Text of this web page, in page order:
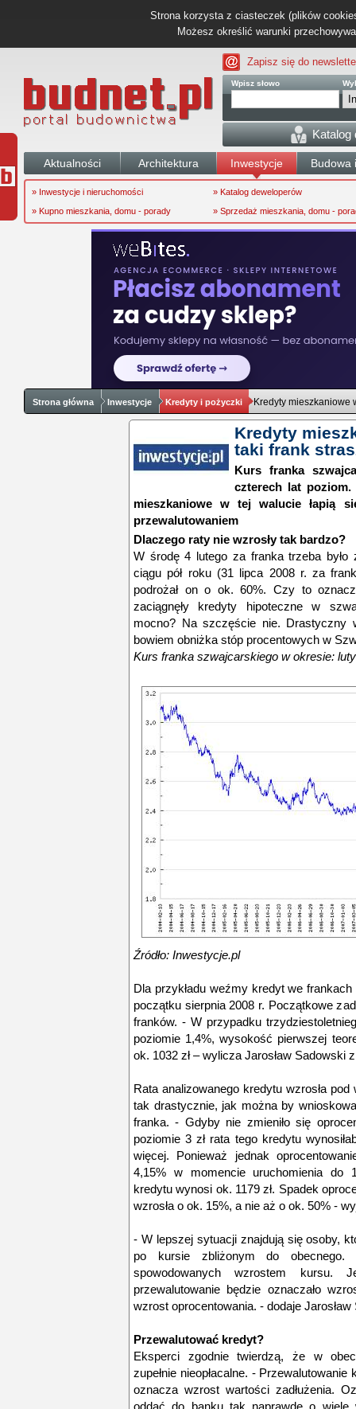
Strona korzysta z ciasteczek (plików
Możesz określić warunki
Zapisz się do
Wpisz słowo
Katalog
Aktualności Architektura Inwestycje Budowa
» Inwestycje i nieruchomości
» Katalog deweloperów
» Kupno mieszkania, domu - porady
» Sprzedaż mieszkania, domu -
Strona główna Inwestycje Kredyty i pożyczki Kredyty mieszkaniowe
Kredyty
taki frank
Kurs franka
czterech lat poziom.
mieszkaniowe w tej walucie łapią
przewalutowaniem
Dlaczego raty nie wzrosły tak bardzo?
W środę 4 lutego za franka trzeba było
ciągu pół roku (31 lipca 2008 r. za
podrożał on o ok. 60%. Czy to
zaciągnęły kredyty hipoteczne w
mocno? Na szczęście nie. Drastyczny
bowiem obniżka stóp procentowych w
Kurs franka szwajcarskiego w okresie:
Źródło: Inwestycje.pl
Dla przykładu weźmy kredyt we
początku sierpnia 2008 r. Początkowe
franków. - W przypadku
poziomie 1,4%, wysokość pierwszej
ok. 1032 zł – wylicza Jarosław Sadowski
Rata analizowanego kredytu wzrosła pod
tak drastycznie, jak można by
franka. - Gdyby nie zmieniło się
poziomie 3 zł rata tego kredytu
więcej. Ponieważ jednak
4,15% w momencie uruchomienia do
kredytu wynosi ok. 1179 zł. Spadek
wzrosła o ok. 15%, a nie aż o ok. 50% -
- W lepszej sytuacji znajdują się osoby,
po kursie zbliżonym do
spowodowanych wzrostem kursu.
przewalutowanie będzie oznaczało
wzrost oprocentowania. - dodaje Jarosław
Przewalutować kredyt?
Eksperci zgodnie twierdzą, że w
zupełnie nieopłacalne. -
oznacza wzrost wartości zadłużenia.
oddać do banku tak naprawdę o